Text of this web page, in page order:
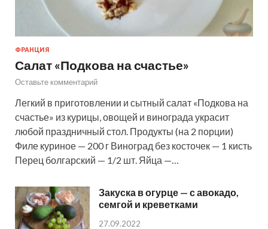
ФРАНЦИЯ
Салат «Подкова на счастье»
Оставьте комментарий
Легкий в приготовлении и сытный салат «Подкова на
счастье» из курицы, овощей и винограда украсит
любой праздничный стол. Продукты (на 2 порции)
Филе куриное — 200 г Виноград без косточек — 1 кисть
Перец болгарский — 1/2 шт. Яйца —…
Закуска в огурце — с авокадо,
семгой и креветками
27.09.2022